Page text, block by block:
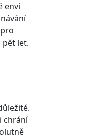
envi
pět let.
chrání